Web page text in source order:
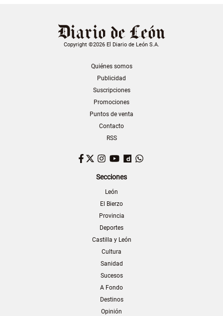
Copyright ©2026 El Diario de León S.A.
Quiénes somos
Publicidad
Suscripciones
Promociones
Puntos de venta
Contacto
RSS
Facebook
TwitterInstagram
YouTubeDailymotion
Secciones
León
El Bierzo
Provincia
Deportes
Castilla y León
Cultura
Sanidad
Sucesos
A Fondo
Destinos
Opinión